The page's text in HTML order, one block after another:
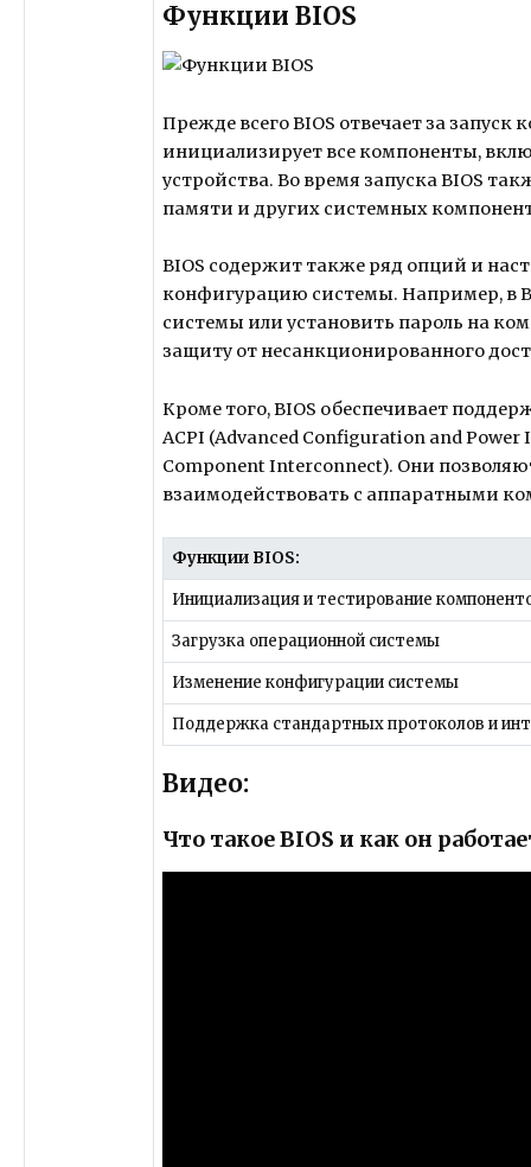
Функции BIOS
Прежде всего BIOS отвечает за
инициализирует все компоненты,
устройства. Во время запуска BIOS
памяти и других системных
BIOS содержит также ряд опций и
конфигурацию системы. Например, в
системы или установить пароль на
защиту от несанкционированного
Кроме того, BIOS обеспечивает
ACPI (Advanced Configuration and Power
Component Interconnect). Они
взаимодействовать с аппаратными
Функции BIOS:
Инициализация и тестирование
Загрузка операционной системы
Изменение конфигурации системы
Поддержка стандартных протоколов и
Видео:
Что такое BIOS и как он